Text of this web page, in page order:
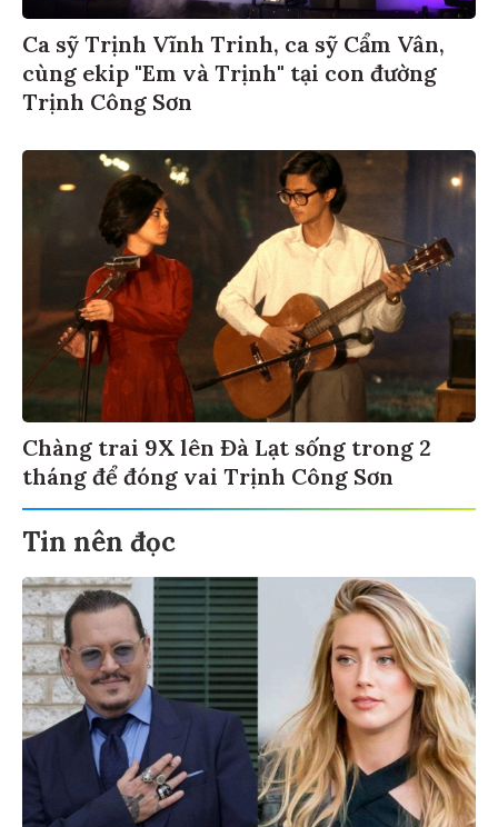
Ca sỹ Trịnh Vĩnh Trinh, ca sỹ Cẩm Vân,
cùng ekip "Em và Trịnh" tại con đường
Trịnh Công Sơn
Chàng trai 9X lên Đà Lạt sống trong 2
tháng để đóng vai Trịnh Công Sơn
Tin nên đọc